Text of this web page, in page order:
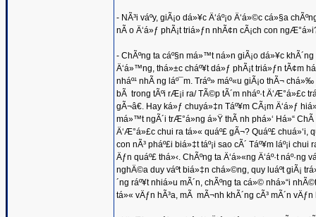
- NÃ³i váº­y, giÃ¡o dá»¥c Ä‘áº¡o Ä‘á»©c cá»§a
nÃ o Ä‘á»ƒ phÃ¡t triá»ƒn nhÃ¢n cÃ¡ch con
- ChÃºng ta cáº§n má»™t ná»n giÃ¡o dá»¥c khÃ´ng
Ä‘á»™ng, thá»±c cháº¥t dá»ƒ phÃ¡t triá»ƒn tÃ¢m
nháº¹ nhÃ ng láº¯m. Tráº» máº«u giÃ¡o thÃ¬
bÃ trong tÃºi rÆ¡i ra/ TÃ©p tÃ´m nháº·t Ä‘Æ°á»£c
gÃ¬â€. Hay ká»ƒ chuyá»‡n Táº¥m CÃ¡m Ä‘á»ƒ
má»™t ngÃ´i trÆ°á»ng á»Ÿ thÃ nh phá»‘ Há»“ ChÃ­
Ä‘Æ°á»£c chui ra tá»« quáº£ gÃ¬? Quáº£ chuá»‘i,
con nÃ³ pháº£i biá»‡t táº¡i sao cÃ´ Táº¥m láº¡i
Äƒn quáº£ thá»‹. ChÃºng ta Ä‘á»«ng Ä‘áº·t náº·ng
nghÄ©a duy váº­t biá»‡n chá»©ng, quy luáº­t giÃ¡
´ng ráº¥t nhiá»u mÃ´n, chÃºng ta cá»© nhá»“i
tá»« vÄƒn hÃ³a, mÃ mÃ¬nh khÃ´ng cÃ³ mÃ´n vÄƒn